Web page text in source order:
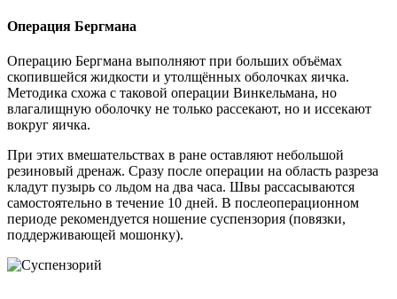
Операция Бергмана
Операцию Бергмана выполняют при больших объёмах
скопившейся жидкости и утолщённых оболочках яичка.
Методика схожа с таковой операции Винкельмана, но
влагалищную оболочку не только рассекают, но и иссекают
вокруг яичка.
При этих вмешательствах в ране оставляют небольшой
резиновый дренаж. Сразу после операции на область разреза
кладут пузырь со льдом на два часа. Швы рассасываются
самостоятельно в течение 10 дней. В послеоперационном
периоде рекомендуется ношение суспензория (повязки,
поддерживающей мошонку).